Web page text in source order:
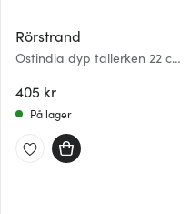
Rörstrand
Ostindia dyp tallerken 22 cm
405 kr
På lager